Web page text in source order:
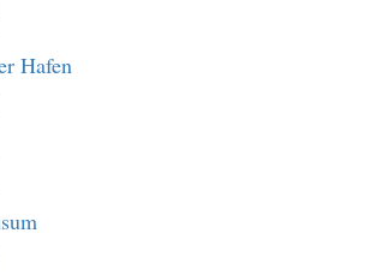
Hafen